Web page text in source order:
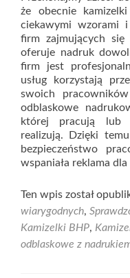
że obecnie
ciekawymi wzorami
firm zajmujących się
oferuje nadruk
firm jest
usług korzystają
swoich
odblaskowe
której pracują lub
realizują. Dzięki
bezpieczeństwo
wspaniała reklama dla
Ten wpis został
wiarygodnych,
Kamizelki BHP,
odblaskowe z